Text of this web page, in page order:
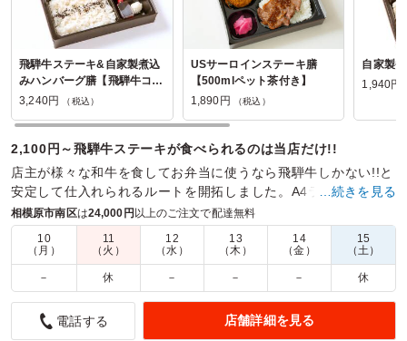
飛騨牛ステーキ&自家製煮込
みハンバーグ膳【飛騨牛コロ
ッケ添え】
3,240円 （税込）
USサーロインステーキ膳
【500mlペット茶付き】
1,890円
（税込）
自家製
1,940円
2,100円～飛騨牛ステーキが食べられるのは当店だけ!!
店主が様々な和牛を食してお弁当に使うなら飛騨牛しかない!!と
安定して仕入れられるルートを開拓しました。A4ランク以上の
上質な飛騨牛は冷めても口どけする柔らかさ。
商品数： 締切日時： 2日前14:00 価格帯：
1,890円～3,670円
配達時間：
10:30～18:00
美味しかったです
5.0
…続きを見る
相模原市南区は24,000円 以上のご注文で配達無料
10
（月）
11
（火）
12
（水）
13
（木）
14
（金）
15
（土）
－ 休 － － － 休
電話する 店舗詳細を見る